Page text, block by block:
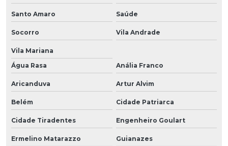
Santo Amaro Saúde
Socorro Vila Andrade
Vila Mariana
Água Rasa
Anália Franco
Aricanduva Artur Alvim
Belém Cidade Patriarca
Cidade Tiradentes Engenheiro Goulart
Ermelino Matarazzo Guianazes